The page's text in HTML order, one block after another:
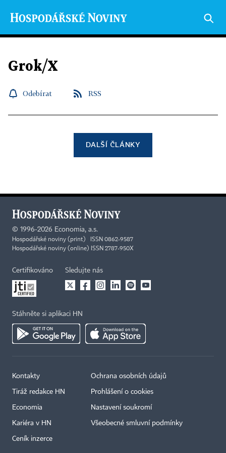
Grok/X
Odebírat RSS
DALŠÍ ČLÁNKY
© 1996-2026 Economia, a.s.
Hospodářské noviny (print) ISSN 0862-9587
Hospodářské noviny (online) ISSN 2787-950X
Certifikováno Sledujte nás
Stáhněte si aplikaci HN
Kontakty
Tiráž redakce HN
Economia
Kariéra v HN
Ceník inzerce
Ochrana osobních údajů
Prohlášení o cookies
Nastavení soukromí
Všeobecné smluvní podmínky